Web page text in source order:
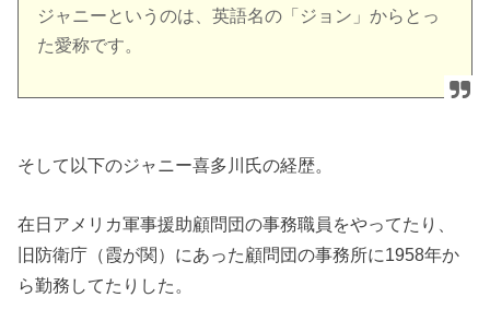
ジャニーというのは、英語名の「ジョン」からとっ
た愛称です。
そして以下のジャニー喜多川氏の経歴。
在日アメリカ軍事援助顧問団の事務職員をやってたり、
旧防衛庁（霞が関）にあった顧問団の事務所に1958年か
ら勤務してたりした。